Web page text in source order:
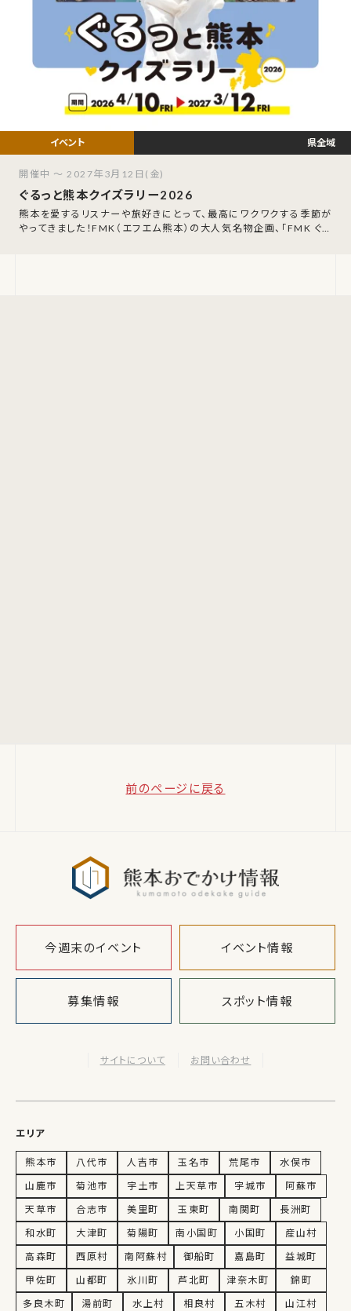
ぐるっと熊本クイズラリー2026
熊本を愛するリスナーや旅好きにとって、最高にワクワクする季節が
やってきました！FMK（エフエム熊本）の大人気名物企画、「FMK ぐる
県全域
開催中 ～ 2027年3月12日(金)
前のページに戻る
今週末のイベント イベント情報
募集情報 スポット情報
サイトについて お問い合わせ
エリア
熊本市 八代市 人吉市 玉名市 荒尾市
水俣市
山鹿市
菊池市 宇土市 上天草市 宇城市
阿蘇市
天草市
合志市 美里町 玉東町 南関町
長洲町
和水町
大津町 菊陽町 南小国町 小国町
産山村
高森町
西原村 南阿蘇村 御船町 嘉島町
益城町
甲佐町
山都町 氷川町 芦北町 津奈木町
錦町
多良木町
湯前町 水上村 相良村 五木村 山江村